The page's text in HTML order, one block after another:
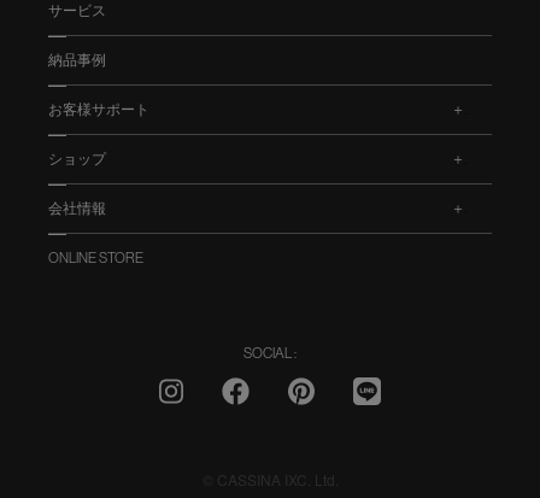
サービス
納品事例
お客様サポート
ショップ
会社情報
ONLINE STORE
SOCIAL :
© CASSINA IXC. Ltd.